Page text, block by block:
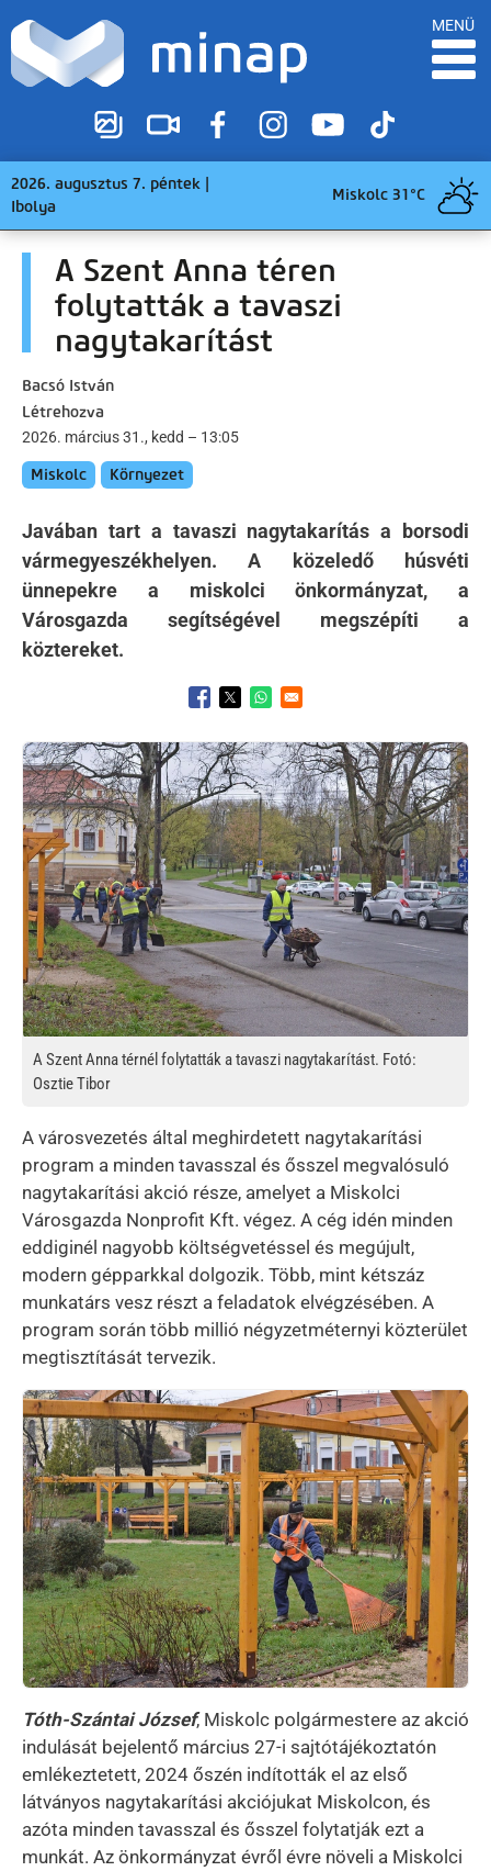
MENÜ
2026. augusztus 7. péntek |
Ibolya
Miskolc 31°C
A Szent Anna téren
folytatták a tavaszi
nagytakarítást
Bacsó István
Létrehozva
2026. március 31., kedd – 13:05
Miskolc Környezet
Javában tart a tavaszi nagytakarítás a borsodi
vármegyeszékhelyen. A közeledő húsvéti
ünnepekre a miskolci önkormányzat, a
Városgazda segítségével megszépíti a
köztereket.
Opens in a new window
Opens in a new window
Opens in a new window
Kép
A Szent Anna térnél folytatták a tavaszi nagytakarítást. Fotó:
Osztie Tibor
A városvezetés által meghirdetett nagytakarítási
program a minden tavasszal és ősszel megvalósuló
nagytakarítási akció része, amelyet a Miskolci
Városgazda Nonprofit Kft. végez. A cég idén minden
eddiginél nagyobb költségvetéssel és megújult,
modern gépparkkal dolgozik. Több, mint kétszáz
munkatárs vesz részt a feladatok elvégzésében. A
program során több millió négyzetméternyi közterület
megtisztítását tervezik.
Kép
Tóth-Szántai József, Miskolc polgármestere az akció
indulását bejelentő március 27-i sajtótájékoztatón
emlékeztetett, 2024 őszén indították el az első
látványos nagytakarítási akciójukat Miskolcon, és
azóta minden tavasszal és ősszel folytatják ezt a
munkát. Az önkormányzat évről évre növeli a Miskolci